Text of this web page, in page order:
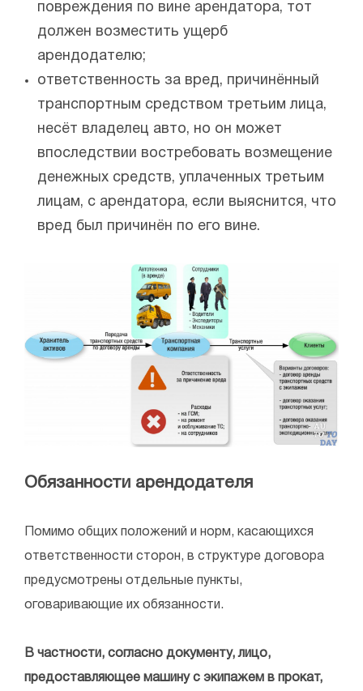
повреждения по вине арендатора, тот
должен возместить ущерб
арендодателю;
ответственность за вред, причинённый
транспортным средством третьим лица,
несёт владелец авто, но он может
впоследствии востребовать возмещение
денежных средств, уплаченных третьим
лицам, с арендатора, если выяснится, что
вред был причинён по его вине.
Обязанности арендодателя
Помимо общих положений и норм, касающихся
ответственности сторон, в структуре договора
предусмотрены отдельные пункты,
оговаривающие их обязанности.
В частности, согласно документу, лицо,
предоставляющее машину с экипажем в прокат,